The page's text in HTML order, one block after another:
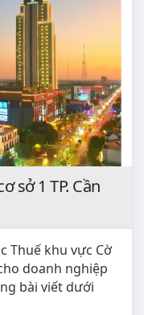
sở 1 TP. Cần
Thuế khu vực Cờ
doanh nghiệp
bài viết dưới